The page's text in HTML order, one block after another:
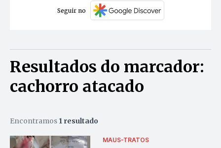
Seguir no
Resultados do marcador:
cachorro atacado
Encontramos 1 resultado
MAUS-TRATOS